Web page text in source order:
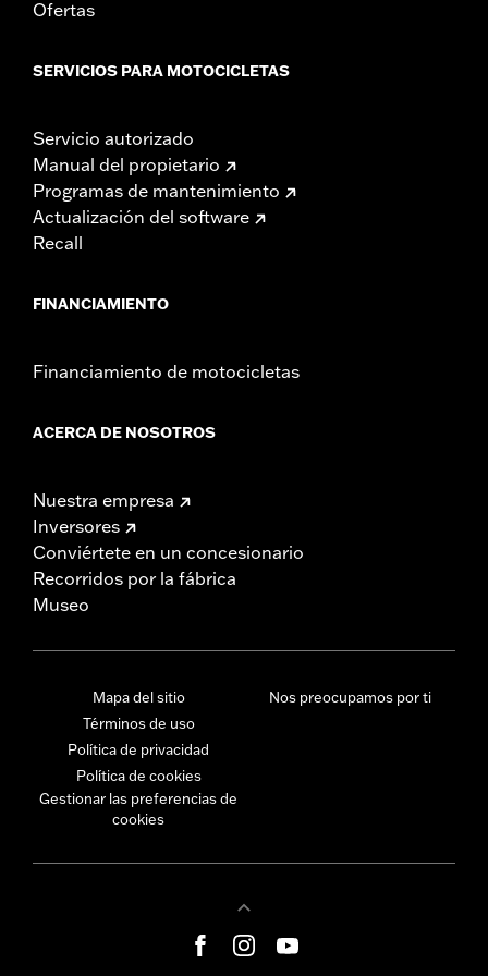
Ofertas
SERVICIOS PARA MOTOCICLETAS
Servicio autorizado
Manual del propietario
Programas de mantenimiento
Actualización del software
Recall
FINANCIAMIENTO
Financiamiento de motocicletas
ACERCA DE NOSOTROS
Nuestra empresa
Inversores
Conviértete en un concesionario
Recorridos por la fábrica
Museo
Mapa del sitio
Términos de uso
Política de privacidad
Política de cookies
Gestionar las preferencias de
cookies
Nos preocupamos por ti